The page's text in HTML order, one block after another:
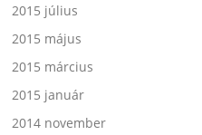
2015 július
2015 május
2015 március
2015 január
2014 november